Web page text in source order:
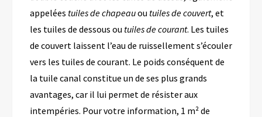
appelées tuiles de chapeauou tuilesde couvert, et
les tuiles de dessous ou tuiles de courant. Les tuiles
de couvert laissent l’eau de ruissellement s’écouler
vers les tuiles de courant. Le poids conséquent de
la tuile canal constitue un de ses plus grands
avantages, car il lui permet de résister aux
intempéries. Pour votre information, 1 m² de